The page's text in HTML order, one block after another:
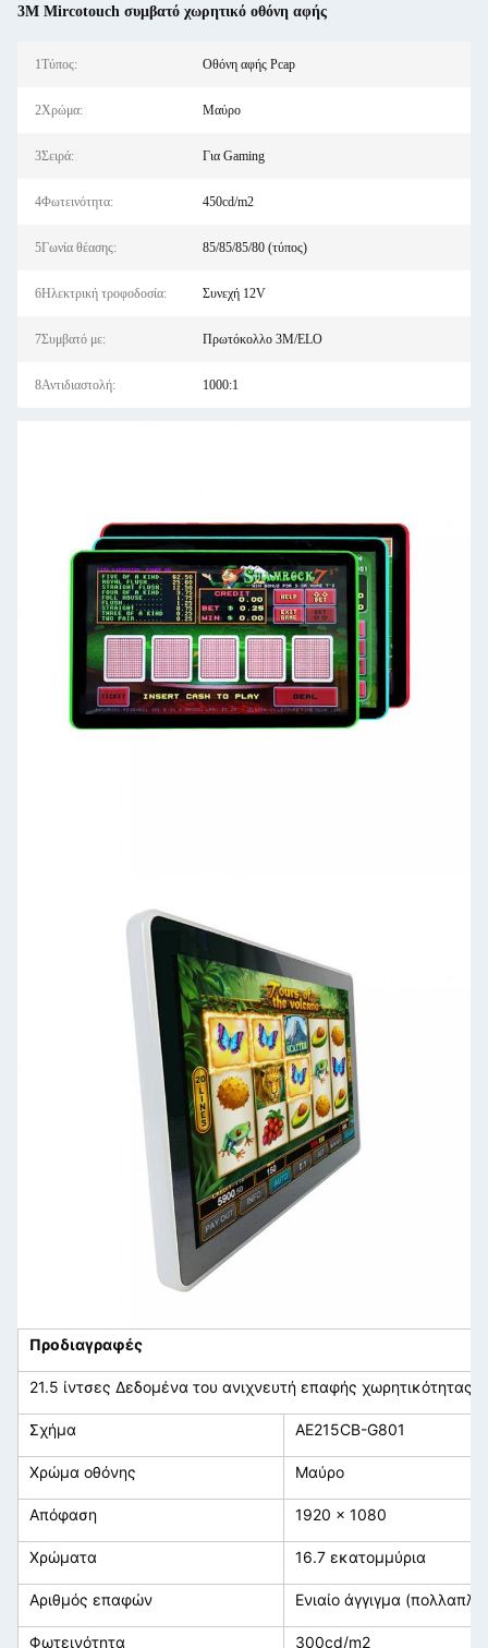
3M Mircotouch συμβατό χωρητικό οθόνη αφής
1Τύπος: Οθόνη αφής Pcap
2Χρώμα: Μαύρο
3Σειρά: Για Gaming
4Φωτεινότητα: 450cd/m2
5Γωνία θέασης: 85/85/85/80 (τύπος)
6Ηλεκτρική τροφοδοσία: Συνεχή 12V
7Συμβατό με: Πρωτόκολλο 3M/ELO
8Αντιδιαστολή: 1000:1
Προδιαγραφές
21.5 ίντσες Δεδομένα του ανιχνευτή επαφής χωρητικότητας
Σχήμα ΑΕ215CB-G801
Χρώμα οθόνης Μαύρο
Απόφαση 1920 x 1080
Χρώματα 16.7 εκατομμύρια
Αριθμός επαφών Ενιαίο άγγιγμα
Φωτεινότητα 300cd/m2